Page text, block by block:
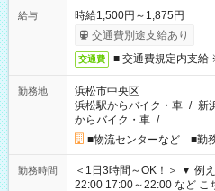
給与
時給1,500円～1,875円
交通費別途支給あり
交通費 ■ 交通費規定内支給
勤務地
浜松市中央区
浜松駅からバイク・車 / 新
からバイク・車 / …
■物流センターなど ■勤
勤務時間
＜1日3時間～OK！＞ ▼ 例えば… ▼ 15:00～18:00 15:00～
22:00 17:00～22:00 など こちら以外の時間もお気軽にご相談く